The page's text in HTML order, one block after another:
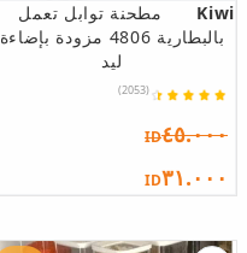
Kiwi
مطحنة توابل تعمل
بالبطارية 4806 مزودة بإضاءة
ليد
(2053)
ID٤٥.٠٠٠
ID٣١.٠٠٠